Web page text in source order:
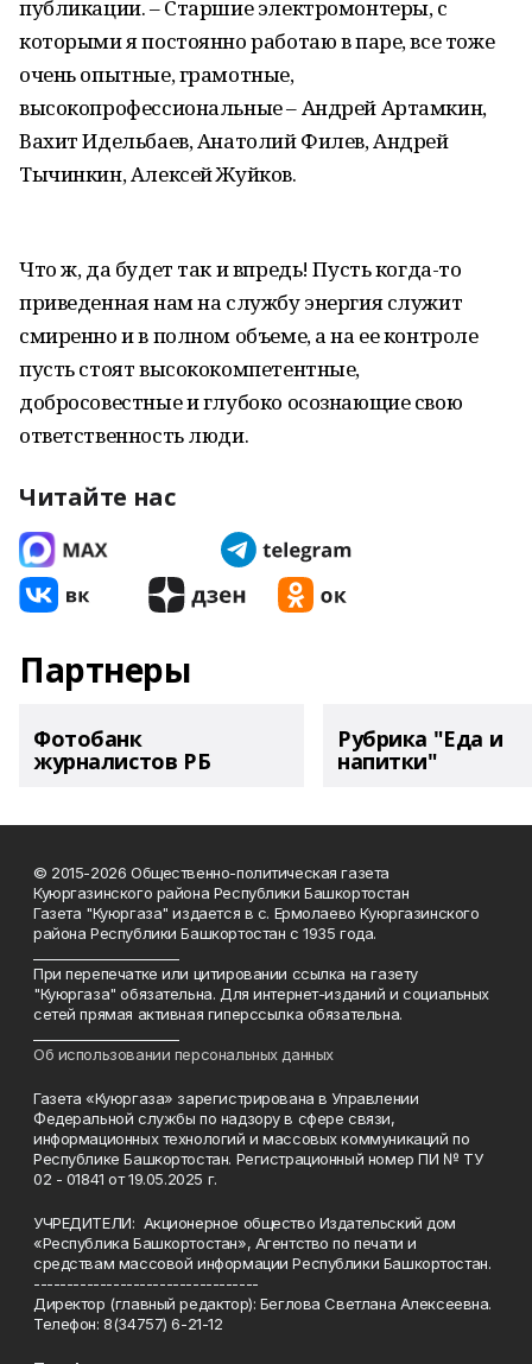
публикации. – Старшие электромонтеры, с
которыми я постоянно работаю в паре, все тоже
очень опытные, грамотные,
высокопрофессиональные – Андрей Артамкин,
Вахит Идельбаев, Анатолий Филев, Андрей
Тычинкин, Алексей Жуйков.
Что ж, да будет так и впредь! Пусть когда-то
приведенная нам на службу энергия служит
смиренно и в полном объеме, а на ее контроле
пусть стоят высококомпетентные,
добросовестные и глубоко осознающие свою
ответственность люди.
Читайте нас
Партнеры
Фотобанк
журналистов РБ
Рубрика "Еда и
напитки"
© 2015-2026 Общественно-политическая газета
Куюргазинского района Республики Башкортостан
Газета "Куюргаза" издается в с. Ермолаево Куюргазинского
района Республики Башкортостан с 1935 года.
При перепечатке или цитировании ссылка на газету
"Куюргаза" обязательна. Для интернет-изданий и социальных
сетей прямая активная гиперссылка обязательна.
Об использовании персональных данных
Газета «Куюргаза» зарегистрирована в Управлении
Федеральной службы по надзору в сфере связи,
информационных технологий и массовых коммуникаций по
Республике Башкортостан. Регистрационный номер ПИ № ТУ
02 - 01841 от 19.05.2025 г.
УЧРЕДИТЕЛИ: Акционерное общество Издательский дом
«Республика Башкортостан», Агентство по печати и
средствам массовой информации Республики Башкортостан.
----------------------------------
Директор (главный редактор): Беглова Светлана Алексеевна.
Телефон: 8(34757) 6-21-12